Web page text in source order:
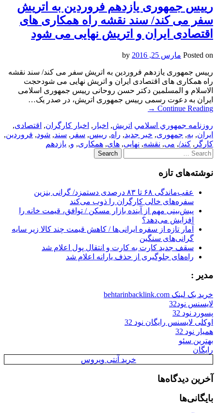
رییس جمهوری یازدهم فروردین به اتریش
سفر می کند/ سند نقشه راه همکاری های
اقتصادی ایران و اتریش نهایی می شود
Posted on مارس 25, 2016
رییس جمهوری یازدهم فروردین به اتریش سفر می کند/ سند نقشه
راه همکاری های اقتصادی ایران و اتریش نهایی می شودحجت
الاسلام و المسلمین دکتر حسن روحانی رییس جمهوری اسلامی
ایران به دعوت رسمی رییس جمهوری اتریش، در صدر یک…
Continue Reading
→
روزنامه جمهوري اسلامي اتریش, اخبار , اخبار کارگران, اقتصادی,
ایران, به, جمهوری, خبر جدید, راه, رییس, سفر , سند, شود, فروردین,
کارگر , کند/, می, نقشه, نهایی, های, همکاری, و, یازدهم
Search
for:
نوشته‌های تازه
عقب‌ماندگی ۶۸ تا ۸۳ درصدی دستمزد/ گرانی بنزین
سفره‌های خالی کارگران را ذوب می‌کند
پیش‌بینی مهم از آینده بازار مسکن / توافق، قیمت خانه را
افزایش می‌دهد؟
آمار تازه از سفره ایرانی‌ها / کاهش قیمت چند کالا زیر سایه
گرانی‌های سنگین
سقف جدید کارت به کارت و انتقال پول اعلام شد
راه‌های جلوگیری از حذف یارانه اعلام شد
مدیر :
خرید بک لینک behtarinbacklink.com
لایسنس نود32
پسورد نود 32
اوکلی لایسنس رایگان نود 32
همیار نود 32
بهترین سئو
رایگان
خرید آنتی ویروس
آخرین دیدگاه‌ها
بایگانی‌ها